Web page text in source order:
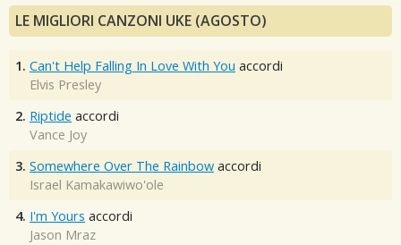
LE MIGLIORI CANZONI UKE (AGOSTO)
1. Can't Help Falling In Love With You accordi
Elvis Presley
2. Riptide accordi
Vance Joy
3. Somewhere Over The Rainbow accordi
Israel Kamakawiwo'ole
4. I'm Yours accordi
Jason Mraz